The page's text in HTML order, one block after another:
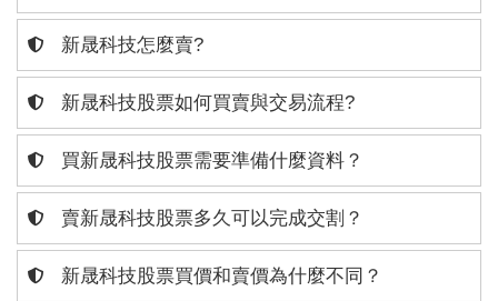
新晟科技怎麼賣?
新晟科技股票如何買賣與交易流程?
買新晟科技股票需要準備什麼資料？
賣新晟科技股票多久可以完成交割？
新晟科技股票買價和賣價為什麼不同？